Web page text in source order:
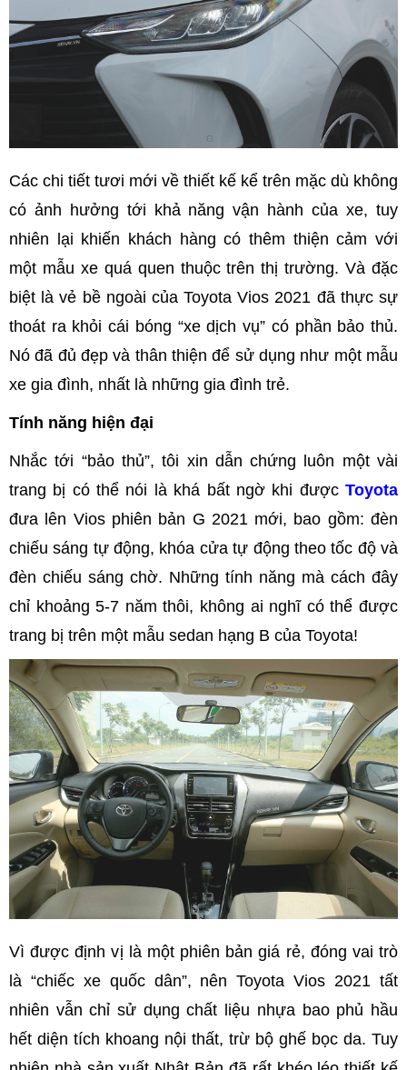
Các chi tiết tươi mới về thiết kế kể trên mặc dù không
có ảnh hưởng tới khả năng vận hành của xe, tuy
nhiên lại khiến khách hàng có thêm thiện cảm với
một mẫu xe quá quen thuộc trên thị trường. Và đặc
biệt là vẻ bề ngoài của Toyota Vios 2021 đã thực sự
thoát ra khỏi cái bóng “xe dịch vụ” có phần bảo thủ.
Nó đã đủ đẹp và thân thiện để sử dụng như một mẫu
xe gia đình, nhất là những gia đình trẻ.
Tính năng hiện đại
Nhắc tới “bảo thủ”, tôi xin dẫn chứng luôn một vài
trang bị có thể nói là khá bất ngờ khi được Toyota
đưa lên Vios phiên bản G 2021 mới, bao gồm: đèn
chiếu sáng tự động, khóa cửa tự động theo tốc độ và
đèn chiếu sáng chờ. Những tính năng mà cách đây
chỉ khoảng 5-7 năm thôi, không ai nghĩ có thể được
trang bị trên một mẫu sedan hạng B của Toyota!
Vì được định vị là một phiên bản giá rẻ, đóng vai trò
là “chiếc xe quốc dân”, nên Toyota Vios 2021 tất
nhiên vẫn chỉ sử dụng chất liệu nhựa bao phủ hầu
hết diện tích khoang nội thất, trừ bộ ghế bọc da. Tuy